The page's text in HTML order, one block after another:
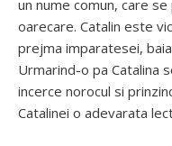
un nume comun, care
oarecare. Catalin este
prejma imparatesei,
Urmarind-o pa Catalina
incerce norocul si
Catalinei o adevarata